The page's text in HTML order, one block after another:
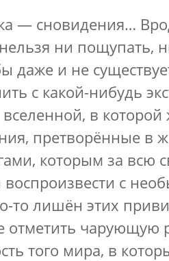
— сновидения…
ни пощупать,
даже и не
с какой-нибудь
в
претворённые в
которым за всю
с
то лишён этих
отметить чарующую
того мира, в